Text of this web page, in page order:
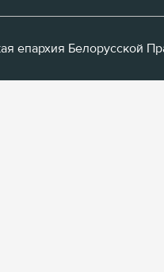
епархия Белорусской